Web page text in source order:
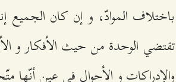
باختلاف الموادّ، و إن كان الجميع
تقتضي الوحدة من حيث الأفكار و
والإدراكات و الأحوال في عين أنّها